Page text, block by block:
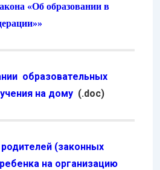
«Об образовании в
образовательных
на дому (.doc)
(законных
на организацию